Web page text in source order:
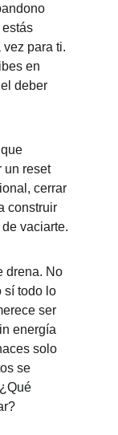
para ti.
en
deber
un reset
cerrar
construir
vaciarte.
drena. No
sí todo lo
ser
energía
solo
se